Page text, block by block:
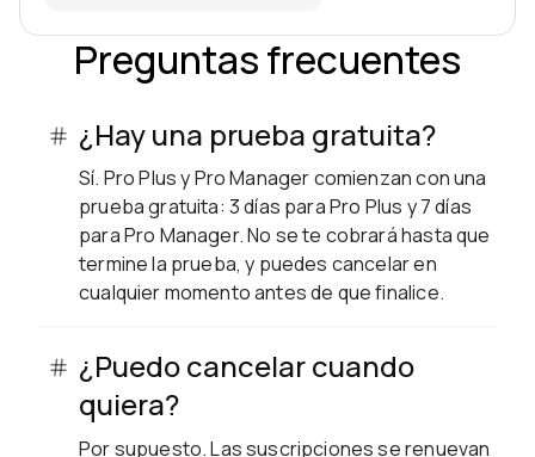
Preguntas frecuentes
¿Hay una prueba gratuita?
Sí. Pro Plus y Pro Manager comienzan con una
prueba gratuita: 3 días para Pro Plus y 7 días
para Pro Manager. No se te cobrará hasta que
termine la prueba, y puedes cancelar en
cualquier momento antes de que finalice.
¿Puedo cancelar cuando
quiera?
Por supuesto. Las suscripciones se renuevan